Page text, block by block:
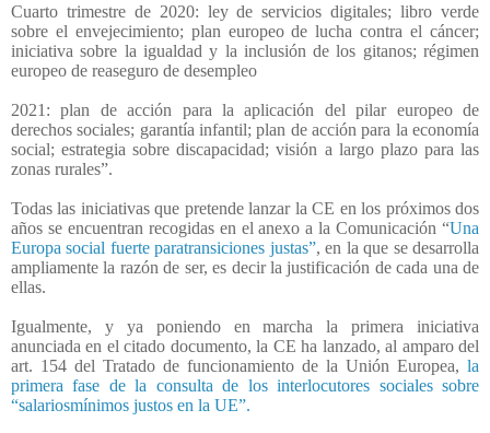
Cuarto trimestre de 2020: ley de servicios digitales; libro verde
sobre el envejecimiento; plan europeo de lucha contra el cáncer;
iniciativa sobre la igualdad y la inclusión de los gitanos; régimen
europeo de reaseguro de desempleo
2021: plan de acción para la aplicación del pilar europeo de
derechos sociales; garantía infantil; plan de acción para la economía
social; estrategia sobre discapacidad; visión a largo plazo para las
zonas rurales”.
Todas las iniciativas que pretende lanzar la CE en los próximos dos
años se encuentran recogidas en el anexo a la Comunicación “Una
Europa social fuerte paratransiciones justas”, en la que se desarrolla
ampliamente la razón de ser, es decir la justificación de cada una de
ellas.
Igualmente, y ya poniendo en marcha la primera iniciativa
anunciada en el citado documento, la CE ha lanzado, al amparo del
art. 154 del Tratado de funcionamiento de la Unión Europea, la
primera fase de la consulta de los interlocutores sociales sobre
“salariosmínimos justos en la UE”.